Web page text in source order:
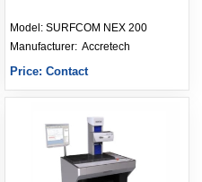
Model: SURFCOM NEX 200
Manufacturer: Accretech
Price: Contact